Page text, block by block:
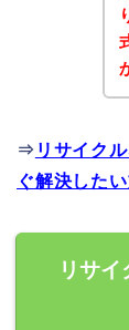
⇒ リサイク
ぐ解決した
リサ